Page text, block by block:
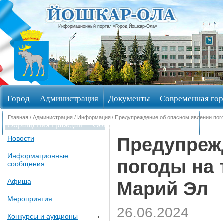
Информационный портал «Город Йошкар-Ола»
Город Администрация Документы Современная
Обращения граждан Общественные обсуждения
Главная / Администрация / Информация / Предупреждение об опасном явлении
Новости
Информационные
сообщения
Афиша
Мероприятия
Конкурсы и аукционы
погоды на
Марий Эл
26.06.2024